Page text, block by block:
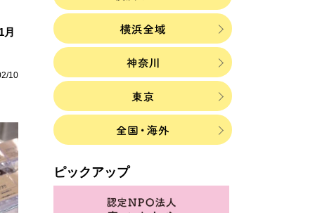
10
ピックアップ